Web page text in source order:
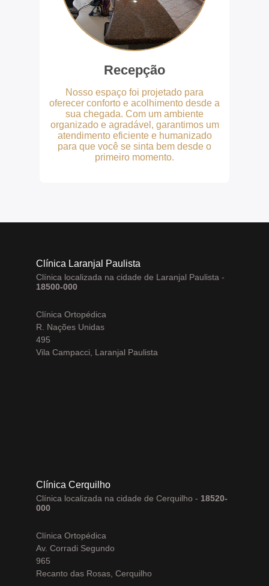
Recepção
Nosso espaço foi projetado para
oferecer conforto e acolhimento desde a
sua chegada. Com um ambiente
organizado e agradável, garantimos um
atendimento eficiente e humanizado
para que você se sinta bem desde o
primeiro momento.
Clínica Laranjal Paulista
Clínica localizada na cidade de Laranjal Paulista -
18500-000
Clínica Ortopédica
R. Nações Unidas
495
Vila Campacci, Laranjal Paulista
Clínica Cerquilho
Clínica localizada na cidade de Cerquilho - 18520-
000
Clínica Ortopédica
Av. Corradi Segundo
965
Recanto das Rosas, Cerquilho